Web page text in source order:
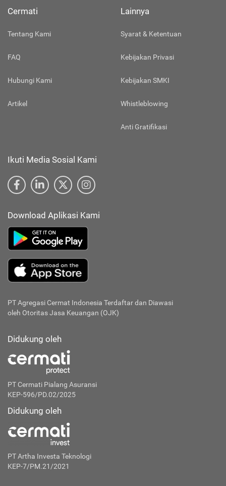
Cermati
Tentang Kami
FAQ
Hubungi Kami
Artikel
Lainnya
Syarat & Ketentuan
Kebijakan Privasi
Kebijakan SMKI
Whistleblowing
Anti Gratifikasi
Ikuti Media Sosial Kami
Download Aplikasi Kami
PT Agregasi Cermat Indonesia Terdaftar dan Diawasi
oleh Otoritas Jasa Keuangan (OJK)
Didukung oleh
PT Cermati Pialang Asuransi
KEP-596/PD.02/2025
Didukung oleh
PT Artha Investa Teknologi
KEP-7/PM.21/2021